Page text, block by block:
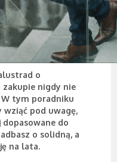
o
zakupie nigdy nie
tym poradniku
wziąć pod uwagę,
do
o solidną, a
na lata.